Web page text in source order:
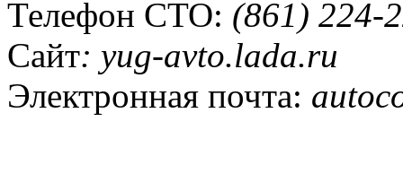
Телефон СТО: (861) 224-
Сайт: yug-avto.lada.ru
Электронная почта: